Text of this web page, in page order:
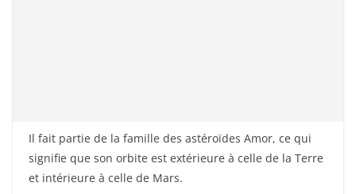
Il fait partie de la famille des astéroïdes Amor, ce qui
signifie que son orbite est extérieure à celle de la Terre
et intérieure à celle de Mars.